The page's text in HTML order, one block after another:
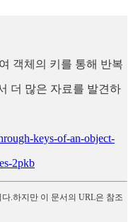
객체의 키를 통해 반복
더 많은 자료를 발견하
keys-of-an-object-
2pkb
.하지만 이 문서의 URL은 참조